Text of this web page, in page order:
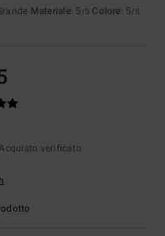
Materiale: 5 /5 Colore: 5/5
verificato